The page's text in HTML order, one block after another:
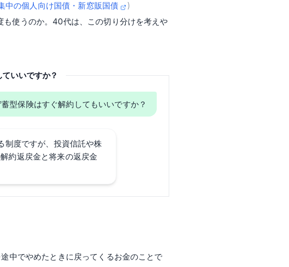
中の個人向け国債・新窓販国債
)
使うのか。40代は、この切り分けを考えや
いいですか？
型保険はすぐ解約してもいいですか？
制度ですが、投資信託や株
約返戻金と将来の返戻金
中でやめたときに戻ってくるお金のことで